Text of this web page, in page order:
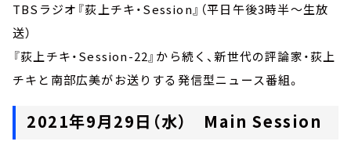
TBSラジオ『荻上チキ・Session』（平日午後3時半～生放
送）
『荻上チキ・Session-22』から続く、新世代の評論家・荻上
チキと南部広美がお送りする発信型ニュース番組。
2021年9月29日（水） Main Session